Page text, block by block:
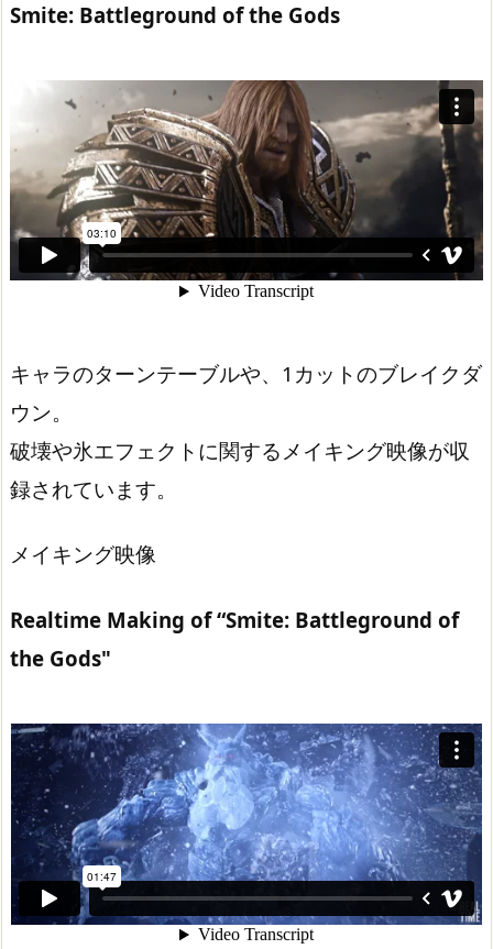
Smite: Battleground of the Gods
キャラのターンテーブルや、1カットのブレイクダ
ウン。
破壊や氷エフェクトに関するメイキング映像が収
録されています。
メイキング映像
Realtime Making of “Smite: Battleground of
the Gods"